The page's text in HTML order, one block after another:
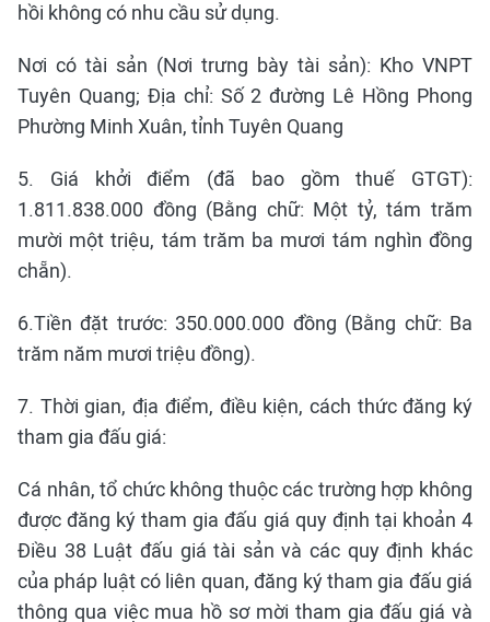
hồi không có nhu cầu sử dụng.
Nơi có tài sản (Nơi trưng bày tài sản): Kho VNPT
Tuyên Quang; Địa chỉ: Số 2 đường Lê Hồng Phong
Phường Minh Xuân, tỉnh Tuyên Quang
5. Giá khởi điểm (đã bao gồm thuế GTGT):
1.811.838.000 đồng (Bằng chữ: Một tỷ, tám trăm
mười một triệu, tám trăm ba mươi tám nghìn đồng
chẵn).
6.Tiền đặt trước: 350.000.000 đồng (Bằng chữ: Ba
trăm năm mươi triệu đồng).
7. Thời gian, địa điểm, điều kiện, cách thức đăng ký
tham gia đấu giá:
Cá nhân, tổ chức không thuộc các trường hợp không
được đăng ký tham gia đấu giá quy định tại khoản 4
Điều 38 Luật đấu giá tài sản và các quy định khác
của pháp luật có liên quan, đăng ký tham gia đấu giá
thông qua việc mua hồ sơ mời tham gia đấu giá và